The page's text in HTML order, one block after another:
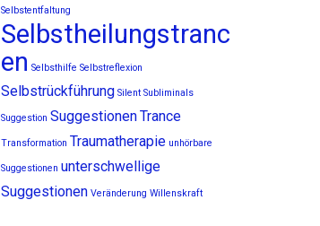
Selbstentfaltung
Selbstheilungstranc
en Selbsthilfe Selbstreflexion
Selbstrückführung Silent Subliminals
Suggestion SuggestionenTrance
Transformation Traumatherapie unhörbare
Suggestionen unterschwellige
Suggestionen Veränderung Willenskraft